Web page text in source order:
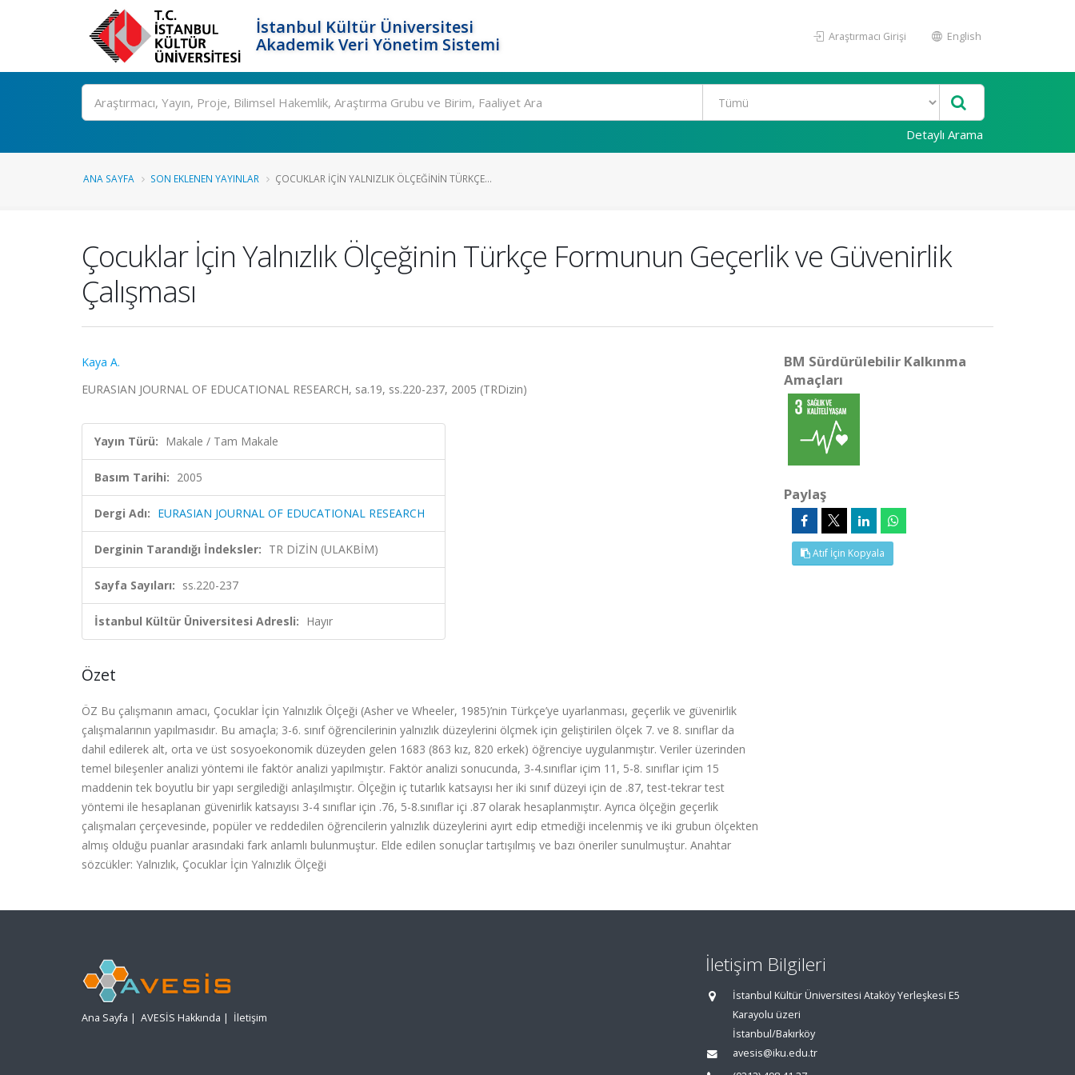
İstanbul Kültür Üniversitesi
Akademik Veri Yönetim Sistemi
Araştırmacı Girişi English
Ara
Detaylı Arama
ANA SAYFA SON EKLENEN YAYINLAR ÇOCUKLAR İÇIN YALNIZLIK ÖLÇEĞININ TÜRKÇE...
Çocuklar İçin Yalnızlık Ölçeğinin Türkçe Formunun Geçerlik ve Güvenirlik
Çalışması
Kaya A.
EURASIAN JOURNAL OF EDUCATIONAL RESEARCH, sa.19, ss.220-237, 2005 (TRDizin)
Yayın Türü: Makale / Tam Makale
Basım Tarihi: 2005
Dergi Adı: EURASIAN JOURNAL OF EDUCATIONAL RESEARCH
Derginin Tarandığı İndeksler: TR DİZİN (ULAKBİM)
Sayfa Sayıları: ss.220-237
İstanbul Kültür Üniversitesi Adresli: Hayır
Özet
ÖZ Bu çalışmanın amacı, Çocuklar İçin Yalnızlık Ölçeği (Asher ve Wheeler, 1985)’nin Türkçe’ye uyarlanması, geçerlik ve güvenirlik
çalışmalarının yapılmasıdır. Bu amaçla; 3-6. sınıf öğrencilerinin yalnızlık düzeylerini ölçmek için geliştirilen ölçek 7. ve 8. sınıflar da
dahil edilerek alt, orta ve üst sosyoekonomik düzeyden gelen 1683 (863 kız, 820 erkek) öğrenciye uygulanmıştır. Veriler üzerinden
temel bileşenler analizi yöntemi ile faktör analizi yapılmıştır. Faktör analizi sonucunda, 3-4.sınıflar içim 11, 5-8. sınıflar içim 15
maddenin tek boyutlu bir yapı sergilediği anlaşılmıştır. Ölçeğin iç tutarlık katsayısı her iki sınıf düzeyi için de .87, test-tekrar test
yöntemi ile hesaplanan güvenirlik katsayısı 3-4 sınıflar için .76, 5-8.sınıflar içi .87 olarak hesaplanmıştır. Ayrıca ölçeğin geçerlik
çalışmaları çerçevesinde, popüler ve reddedilen öğrencilerin yalnızlık düzeylerini ayırt edip etmediği incelenmiş ve iki grubun ölçekten
almış olduğu puanlar arasındaki fark anlamlı bulunmuştur. Elde edilen sonuçlar tartışılmış ve bazı öneriler sunulmuştur. Anahtar
sözcükler: Yalnızlık, Çocuklar İçin Yalnızlık Ölçeği
BM Sürdürülebilir Kalkınma
Amaçları
Paylaş
Atıf İçin Kopyala
Ana Sayfa | AVESİS Hakkında | İletişim
İletişim Bilgileri
İstanbul Kültür Üniversitesi Ataköy Yerleşkesi E5
Karayolu üzeri
İstanbul/Bakırköy
avesis@iku.edu.tr